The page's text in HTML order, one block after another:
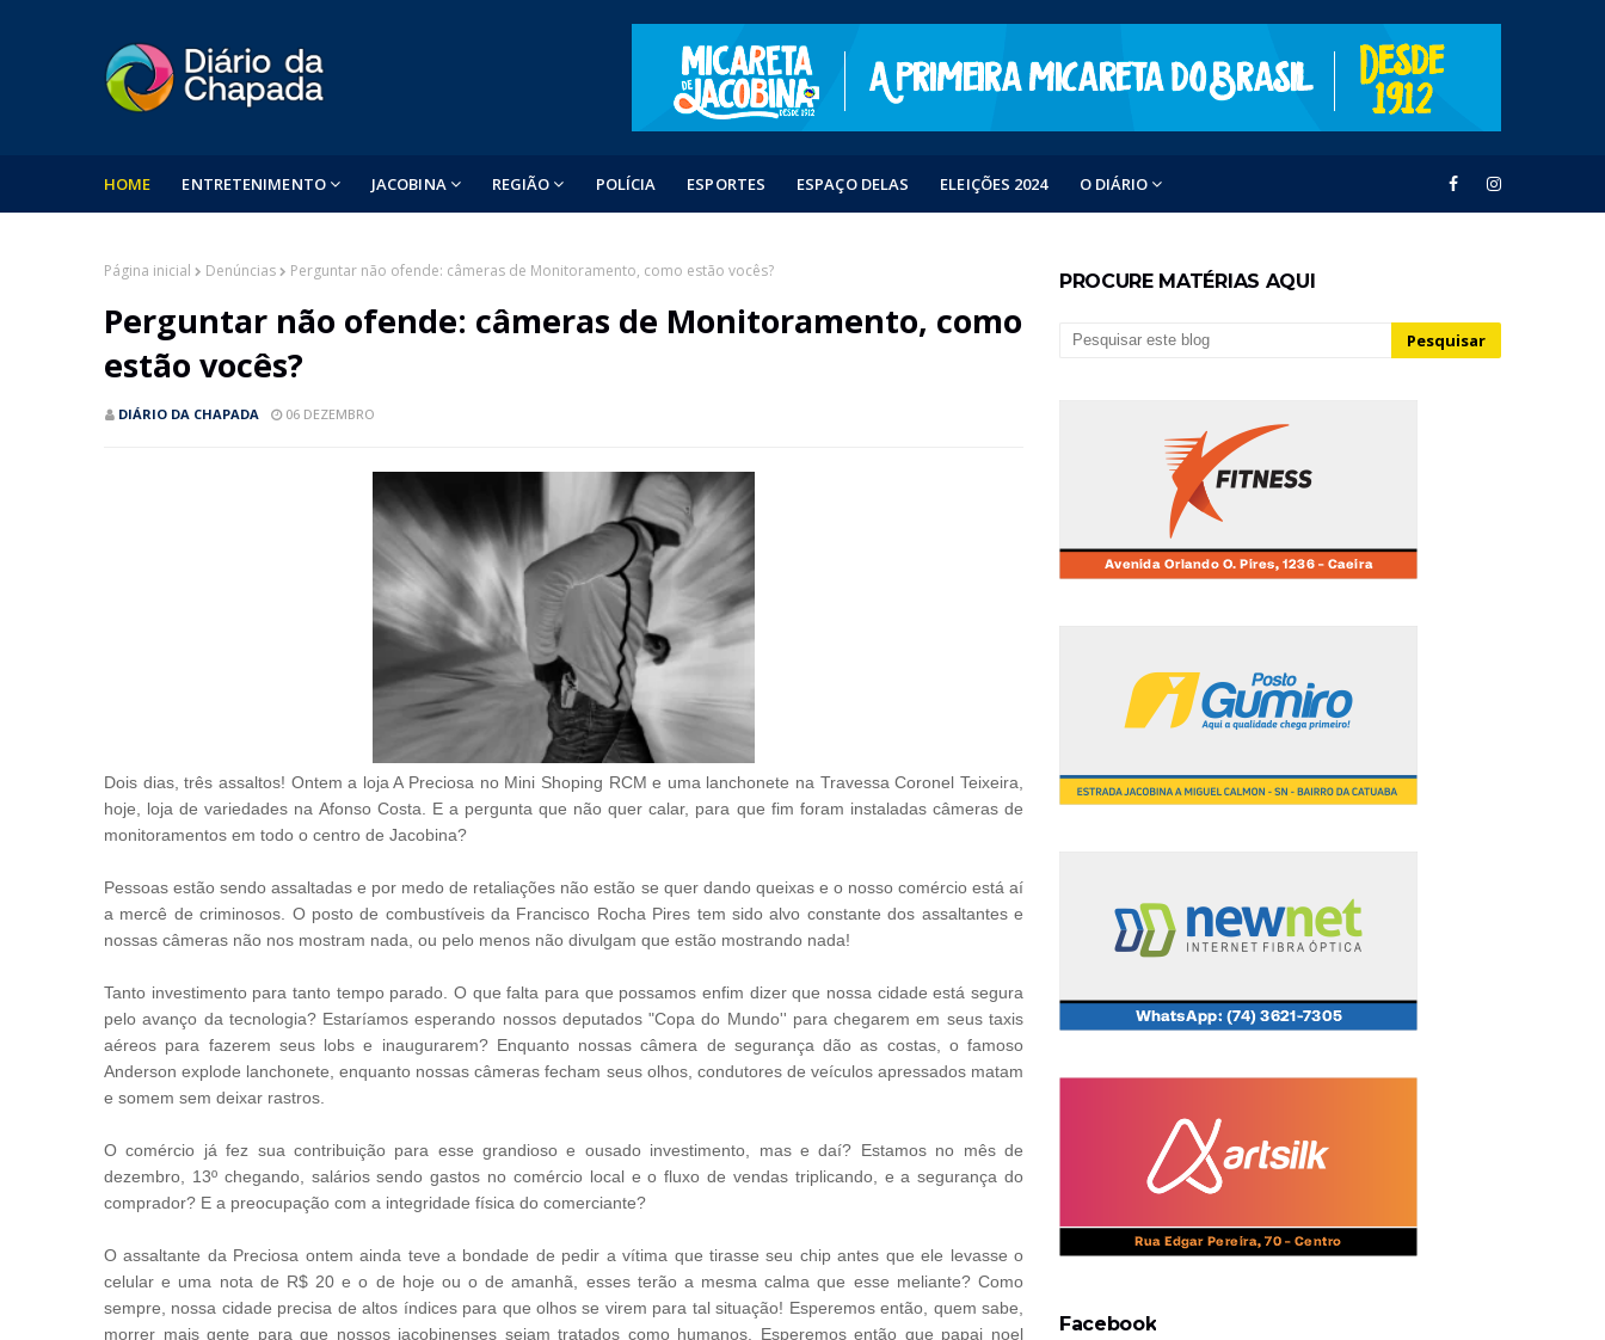
HOME ENTRETENIMENTO JACOBINA REGIÃO POLÍCIA ESPORTES ESPAÇO DELAS ELEIÇÕES 2024 O DIÁRIO
Página inicial Denúncias Perguntar não ofende: câmeras de Monitoramento, como estão vocês?
Perguntar não ofende: câmeras de Monitoramento, como
estão vocês?
DIÁRIO DA CHAPADA 06 DEZEMBRO
Dois dias, três assaltos! Ontem a loja A Preciosa no Mini Shoping RCM e uma lanchonete na Travessa Coronel Teixeira,
hoje, loja de variedades na Afonso Costa. E a pergunta que não quer calar, para que fim foram instaladas câmeras de
monitoramentos em todo o centro de Jacobina?
Pessoas estão sendo assaltadas e por medo de retaliações não estão se quer dando queixas e o nosso comércio está aí
a mercê de criminosos. O posto de combustíveis da Francisco Rocha Pires tem sido alvo constante dos assaltantes e
nossas câmeras não nos mostram nada, ou pelo menos não divulgam que estão mostrando nada!
Tanto investimento para tanto tempo parado. O que falta para que possamos enfim dizer que nossa cidade está segura
pelo avanço da tecnologia? Estaríamos esperando nossos deputados "Copa do Mundo'' para chegarem em seus taxis
aéreos para fazerem seus lobs e inaugurarem? Enquanto nossas câmera de segurança dão as costas, o famoso
Anderson explode lanchonete, enquanto nossas câmeras fecham seus olhos, condutores de veículos apressados matam
e somem sem deixar rastros.
O comércio já fez sua contribuição para esse grandioso e ousado investimento, mas e daí? Estamos no mês de
dezembro, 13º chegando, salários sendo gastos no comércio local e o fluxo de vendas triplicando, e a segurança do
comprador? E a preocupação com a integridade física do comerciante?
O assaltante da Preciosa ontem ainda teve a bondade de pedir a vítima que tirasse seu chip antes que ele levasse o
celular e uma nota de R$ 20 e o de hoje ou o de amanhã, esses terão a mesma calma que esse meliante? Como
sempre, nossa cidade precisa de altos índices para que olhos se virem para tal situação! Esperemos então, quem sabe,
morrer mais gente para que nossos jacobinenses sejam tratados como humanos. Esperemos então que papai noel
PROCURE MATÉRIAS AQUI
Facebook